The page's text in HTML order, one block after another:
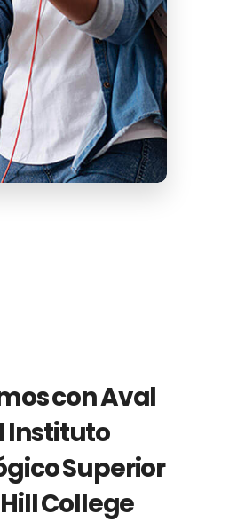
con Aval
Instituto
Superior
College